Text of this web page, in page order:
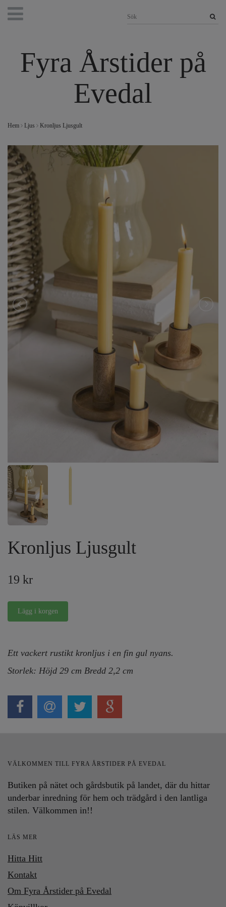
Fyra Årstider på
Evedal
Hem Ljus Kronljus Ljusgult
Kronljus Ljusgult
19 kr
Ett vackert rustikt kronljus i en fin gul nyans.
Storlek: Höjd 29 cm Bredd 2,2 cm
VÄLKOMMEN TILL FYRA ÅRSTIDER PÅ EVEDAL
Butiken på nätet och gårdsbutik på landet, där du hittar
underbar inredning för hem och trädgård i den lantliga
stilen. Välkommen in!!
LÄS MER
Hitta Hitt
Kontakt
Om Fyra Årstider på Evedal